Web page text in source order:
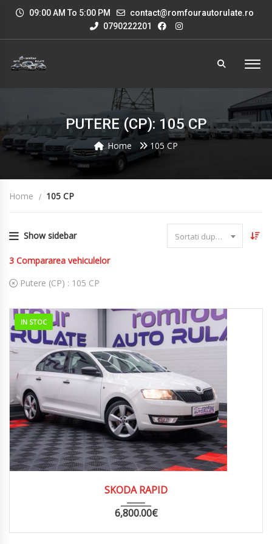
09:00 AM To 5:00 PM
contact@romfourautorulate.ro
0790222201
PUTERE (CP): 105 CP
Home 105 CP
Home 105 CP
Show sidebar Sortati dupa data
3 Compararea vehiculelor
Putere (CP) : 105 CP
IN STOC
SKODA RAPID
6,800.00€